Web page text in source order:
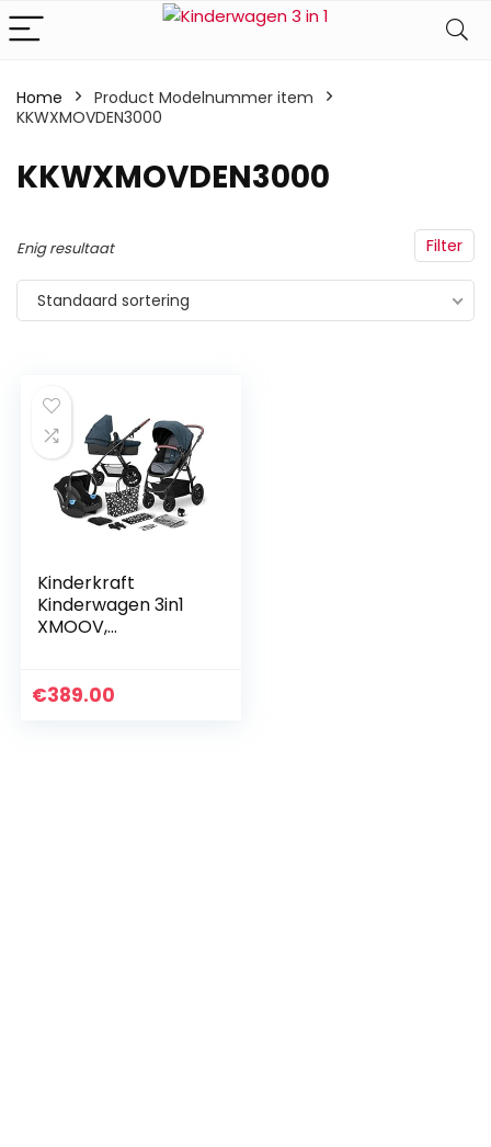
Home Product Modelnummer item
KKWXMOVDEN3000
‎KKWXMOVDEN3000
Filter
Enig resultaat
Standaard sortering
Kinderkraft
Kinderwagen 3in1
XMOOV,
Reissysteem, met
€389.00